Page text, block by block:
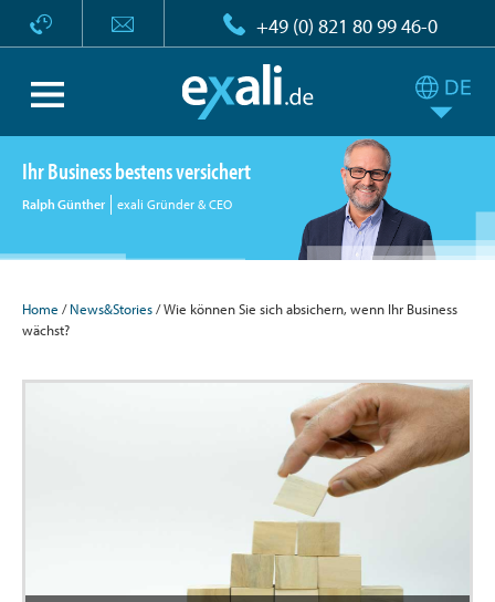
+49 (0) 821 80 99 46-0
Ihr Business bestens versichert
Ralph Günther exali Gründer & CEO
Home /News&Stories/ Wie können Sie sich absichern, wenn Ihr Business
wächst?